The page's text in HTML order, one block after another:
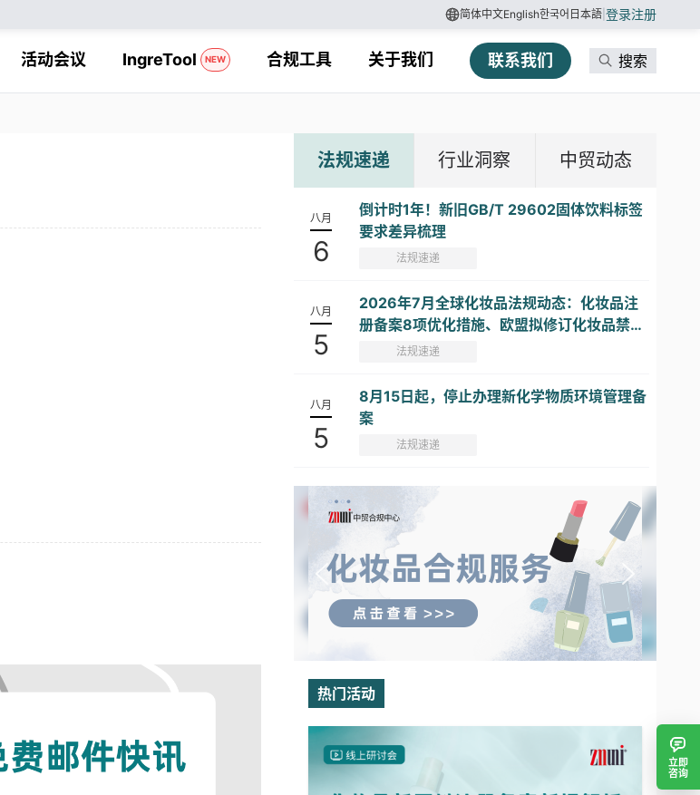
简体中文English한국어 日本語 登录注册
活动会议 IngreTool NEW 合规工具 关于我们 联系我们 搜索
法规速递 行业洞察 中贸动态
八月
6
倒计时1年！新旧GB/T 29602固体饮料标签
要求差异梳理
法规速递
八月
5
2026年7月全球化妆品法规动态：化妆品注
册备案8项优化措施、欧盟拟修订化妆品禁限
用物质清单...
法规速递
八月
5
8月15日起，停止办理新化学物质环境管理备
案
法规速递
热门活动
立即
咨询